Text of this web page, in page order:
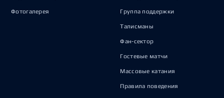
Фотогалерея Группа поддержки
Талисманы
Фан-сектор
Гостевые матчи
Массовые катания
Правила поведения